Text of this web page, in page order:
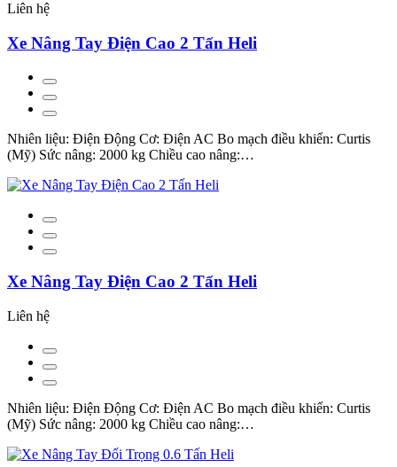
Liên hệ
Xe Nâng Tay Điện Cao 2 Tấn Heli
Nhiên liệu: Điện Động Cơ: Điện AC Bo mạch điều khiển: Curtis
(Mỹ) Sức nâng: 2000 kg Chiều cao nâng:…
Xe Nâng Tay Điện Cao 2 Tấn Heli
Liên hệ
Nhiên liệu: Điện Động Cơ: Điện AC Bo mạch điều khiển: Curtis
(Mỹ) Sức nâng: 2000 kg Chiều cao nâng:…